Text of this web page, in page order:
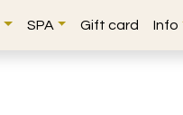
SPA Gift card Info